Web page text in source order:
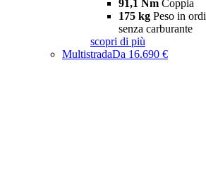
91,1 Nm Coppia
175 kg Peso in
senza carburante
scopri di più
MultistradaDa 16.690 €